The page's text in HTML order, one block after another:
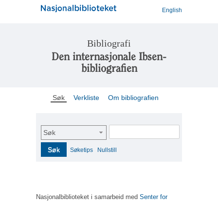
English
Bibliografi
Den internasjonale Ibsen-
bibliografien
Søk Verkliste Om bibliografien
Søk
Søk Søketips Nullstill
Nasjonalbiblioteket i samarbeid med Senter for